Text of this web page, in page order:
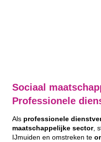
Sociaal
Professionele
Als professionele
maatschappelijke sector,
IJmuiden en omstreken te